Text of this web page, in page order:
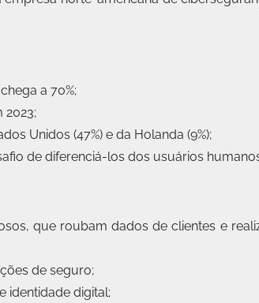
a 70%;
Unidos (47%) e da Holanda (9%);
de diferenciá-los dos usuários
que roubam dados de clientes e
de seguro;
identidade digital;